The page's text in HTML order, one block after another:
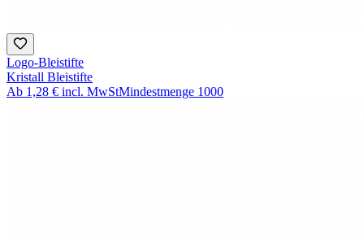
Logo-Bleistifte
Kristall Bleistifte
Ab 1,28 € incl. MwStMindestmenge 1000